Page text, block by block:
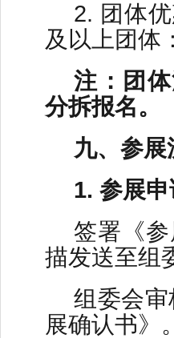
2. 团体
及以上团体
注：团
分拆报名。
九、参
1. 参展
签署《
描发送至组
组委会
展确认书》。